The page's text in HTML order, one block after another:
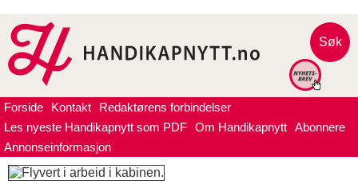
Søk
Forside Kontakt
Redaktørens forbindelser
Les nyeste Handikapnytt som PDF Om Handikapnytt Abonnere
Annonseinformasjon